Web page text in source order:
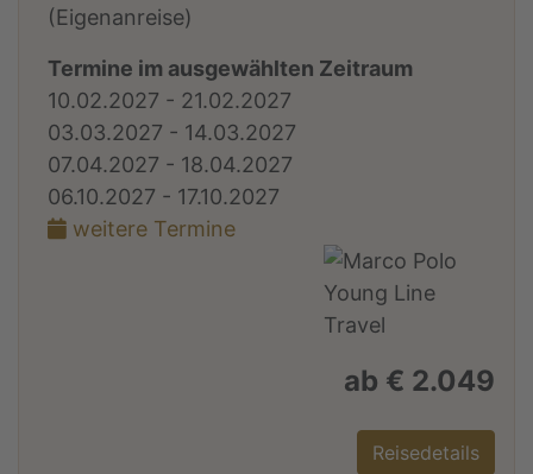
(Eigenanreise)
Termine im ausgewählten Zeitraum
10.02.2027 - 21.02.2027
03.03.2027 - 14.03.2027
07.04.2027 - 18.04.2027
06.10.2027 - 17.10.2027
weitere Termine
ab € 2.049
Reisedetails